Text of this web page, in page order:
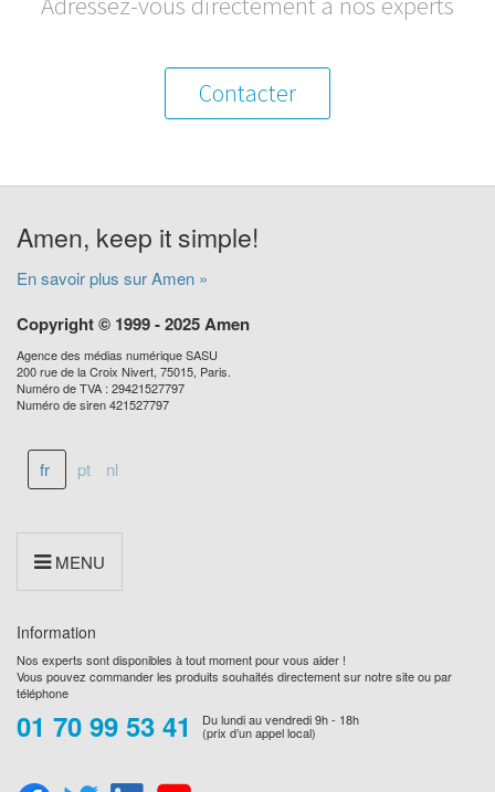
Contacter
Amen, keep it simple!
En savoir plus sur Amen »
Copyright © 1999 - 2025 Amen
Agence des médias numérique SASU
200 rue de la Croix Nivert, 75015, Paris.
Numéro de TVA : 29421527797
Numéro de siren 421527797
fr pt nl
MENU
Information
Nos experts sont disponibles à tout moment pour vous aider !
Vous pouvez commander les produits souhaités directement sur notre site ou par
téléphone
01 70 99 53 41 Du lundi au vendredi 9h - 18h
(prix d’un appel local)